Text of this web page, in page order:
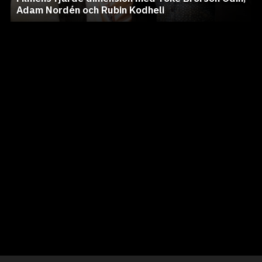
Adam Nordén och Rubin Kodheli